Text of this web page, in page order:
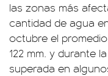
las zonas más
cantidad de agua
octubre el
122 mm. y durante
superada en